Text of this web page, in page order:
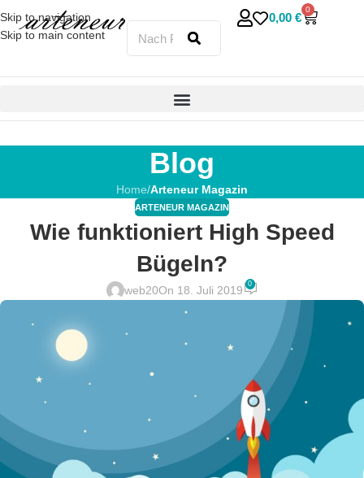
Skip to navigation
Skip to main content
0,00 €
0
Blog
Home/Arteneur Magazin
ARTENEUR MAGAZIN
Wie funktioniert High Speed
Bügeln?
web20On 18. Juli 2019 0